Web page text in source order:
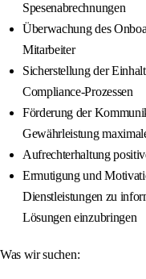
Spesenabrechnungen
Überwachung des
Mitarbeiter
Sicherstellung der
Compliance-Prozessen
Förderung der
Gewährleistung
Aufrechterhaltung
Ermutigung und
Dienstleistungen zu
Lösungen einzubringen
Was wir suchen: